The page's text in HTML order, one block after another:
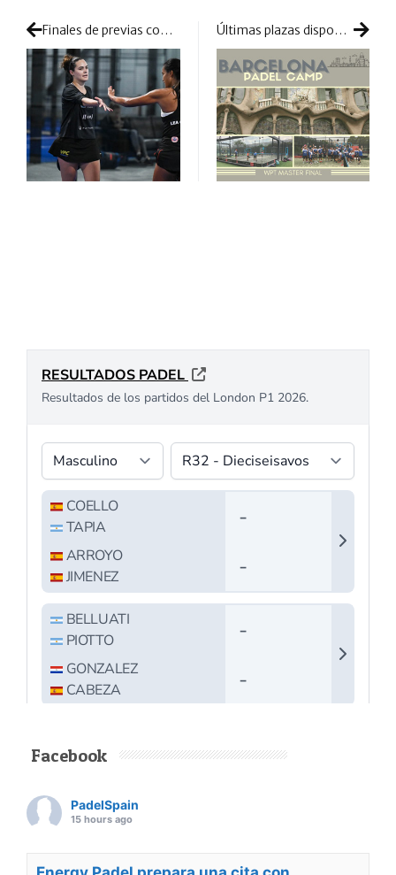
Finales de previas con marcado acento internacional Últimas plazas disponibles en el Barcelona Padel Camp de World Enjoyer
Facebook
PadelSpain
15 hours ago